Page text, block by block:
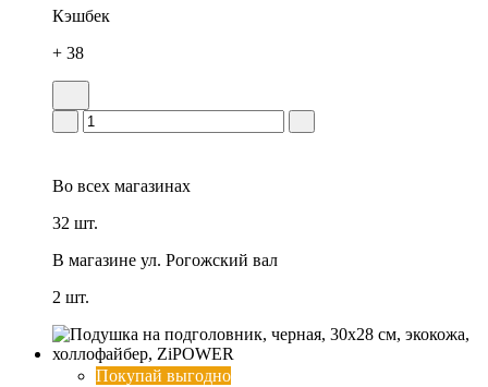
Кэшбек
+ 38
Во всех магазинах
32 шт.
В магазине ул. Рогожский вал
2 шт.
Покупай выгодно